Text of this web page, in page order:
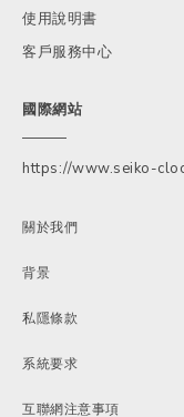
使用說明書
客戶服務中心
國際網站
https://www.seiko-
關於我們
背景
私隱條款
系統要求
互聯網注意事項